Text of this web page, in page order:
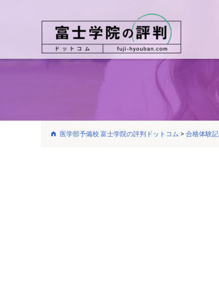
医学部予備校 富士学院の評判ドットコム > 合格体験記